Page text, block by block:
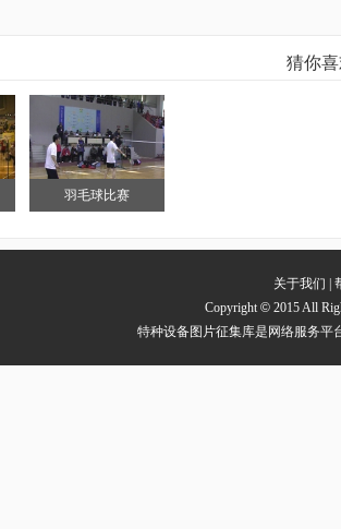
猜你
羽毛球比赛
关于我们
Copyright© 2015 All
特种设备图片征集库是网络服务平